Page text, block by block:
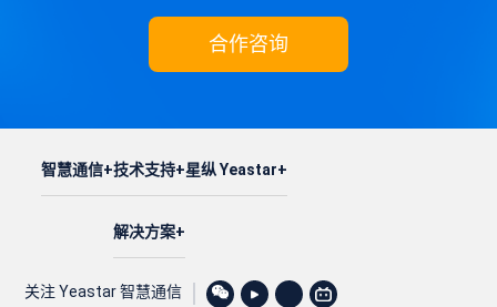
合作咨询
智慧通信 技术支持
解决方案
星纵 Yeastar
关注 Yeastar 智慧通信